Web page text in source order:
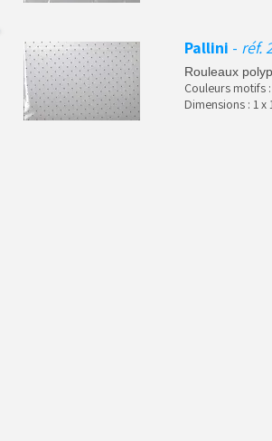
Pallini - réf.
Rouleaux
Couleurs motifs
Dimensions : 1 x